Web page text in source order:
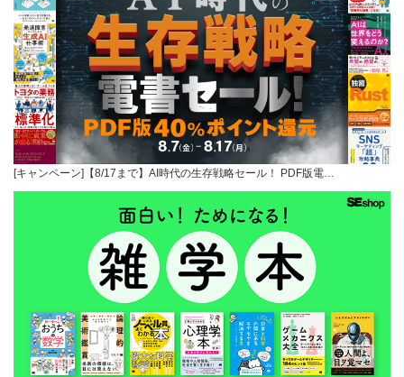
[キャンペーン]【8/17まで】AI時代の生存戦略セール！ PDF版電…